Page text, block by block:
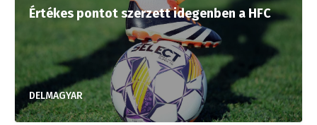
Értékes pontot szerzett idegenben a HFC
DELMAGYAR